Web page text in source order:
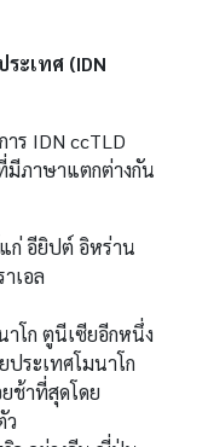
ะเทศ (IDN
ร IDN ccTLD
มีภาษาแตกต่างกัน
ก่ อียิปต์ อิหร่าน
เอล
โก ตูนีเซียอีกหนึ่ง
ระเทศโมนาโก
ช้าที่สุดโดย
ว